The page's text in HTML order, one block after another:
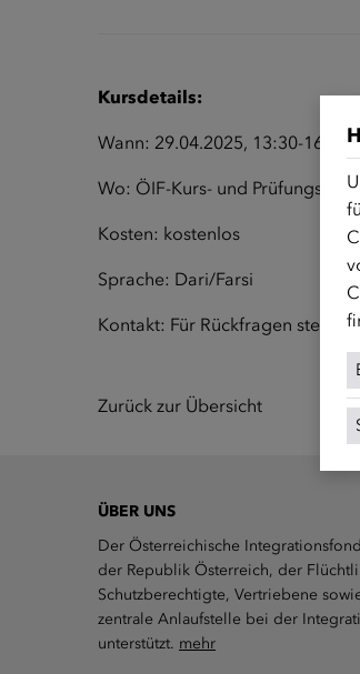
Kursdetails:
Wann: 29.04.2025, 13:30-16:30
Wo: ÖIF-Kurs- und
Kosten: kostenlos
Sprache: Dari/Farsi
Kontakt: Für Rückfragen stehen
Zurück zur Übersicht
ÜBER UNS
Der Österreichische
der Republik Österreich, der
Schutzberechtigte, Vertriebene
zentrale Anlaufstelle bei der
unterstützt. mehr